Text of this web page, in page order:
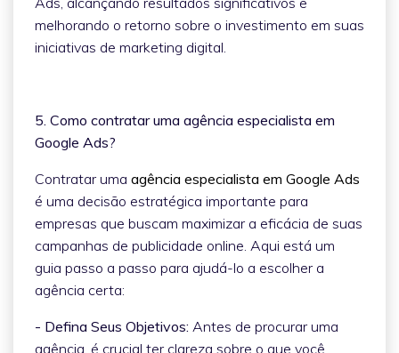
melhorando o retorno sobre o investimento em suas
iniciativas de marketing digital.
5. Como contratar uma agência especialista em
Google Ads?
Contratar uma agência especialista em Google Ads
é uma decisão estratégica importante para
empresas que buscam maximizar a eficácia de suas
campanhas de publicidade online. Aqui está um
guia passo a passo para ajudá-lo a escolher a
agência certa:
- Defina Seus Objetivos: Antes de procurar uma
agência, é crucial ter clareza sobre o que você